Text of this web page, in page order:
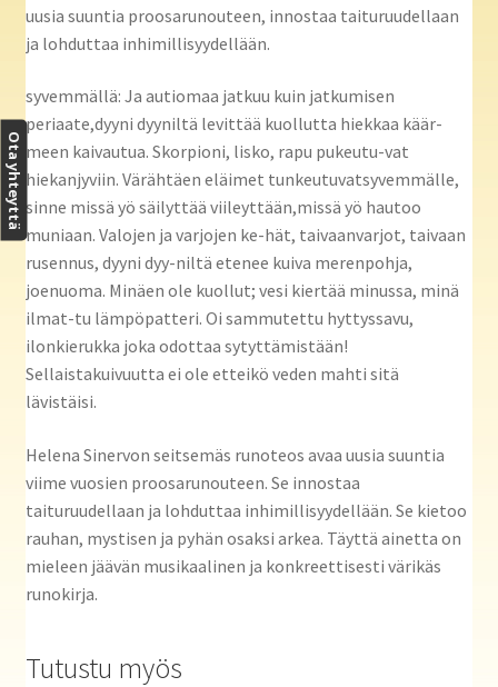
uusia suuntia proosarunouteen, innostaa taituruudellaan
ja lohduttaa inhimillisyydellään.
syvemmällä: Ja autiomaa jatkuu kuin jatkumisen
periaate,dyyni dyyniltä levittää kuollutta hiekkaa käär-
meen kaivautua. Skorpioni, lisko, rapu pukeutu-vat
hiekanjyviin. Värähtäen eläimet tunkeutuvatsyvemmälle,
sinne missä yö säilyttää viileyttään,missä yö hautoo
muniaan. Valojen ja varjojen ke-hät, taivaanvarjot, taivaan
rusennus, dyyni dyy-niltä etenee kuiva merenpohja,
joenuoma. Minäen ole kuollut; vesi kiertää minussa, minä
ilmat-tu lämpöpatteri. Oi sammutettu hyttyssavu,
ilonkierukka joka odottaa sytyttämistään!
Sellaistakuivuutta ei ole etteikö veden mahti sitä
lävistäisi.
Helena Sinervon seitsemäs runoteos avaa uusia suuntia
viime vuosien proosarunouteen. Se innostaa
taituruudellaan ja lohduttaa inhimillisyydellään. Se kietoo
rauhan, mystisen ja pyhän osaksi arkea. Täyttä ainetta on
mieleen jäävän musikaalinen ja konkreettisesti värikäs
runokirja.
Tutustu myös
Ota yhteyttä